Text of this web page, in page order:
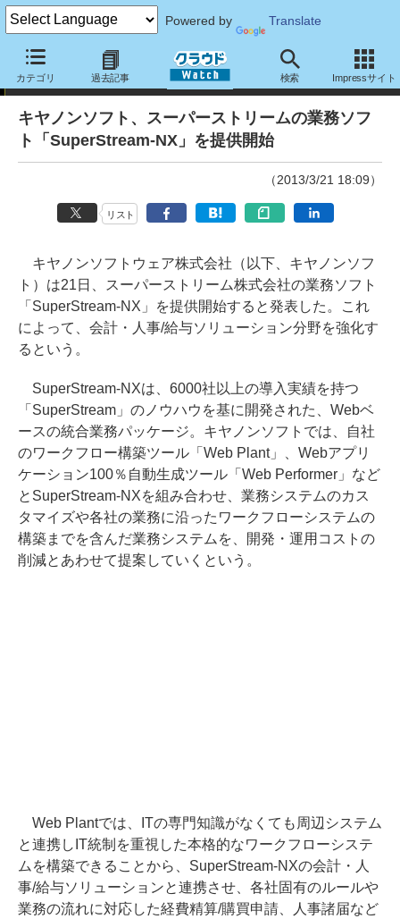
Powered by Translate
カテゴリ 過去記事 検索 Impressサイト
ニュース
キヤノンソフト、スーパーストリームの業務ソフ
ト「SuperStream-NX」を提供開始
（2013/3/21 18:09）
リスト
キヤノンソフトウェア株式会社（以下、キヤノンソフ
ト）は21日、スーパーストリーム株式会社の業務ソフト
「SuperStream-NX」を提供開始すると発表した。これ
によって、会計・人事/給与ソリューション分野を強化す
るという。
SuperStream-NXは、6000社以上の導入実績を持つ
「SuperStream」のノウハウを基に開発された、Webベ
ースの統合業務パッケージ。キヤノンソフトでは、自社
のワークフロー構築ツール「Web Plant」、Webアプリ
ケーション100％自動生成ツール「Web Performer」など
とSuperStream-NXを組み合わせ、業務システムのカス
タマイズや各社の業務に沿ったワークフローシステムの
構築までを含んだ業務システムを、開発・運用コストの
削減とあわせて提案していくという。
Web Plantでは、ITの専門知識がなくても周辺システム
と連携しIT統制を重視した本格的なワークフローシステ
ムを構築できることから、SuperStream-NXの会計・人
事/給与ソリューションと連携させ、各社固有のルールや
業務の流れに対応した経費精算/購買申請、人事諸届など